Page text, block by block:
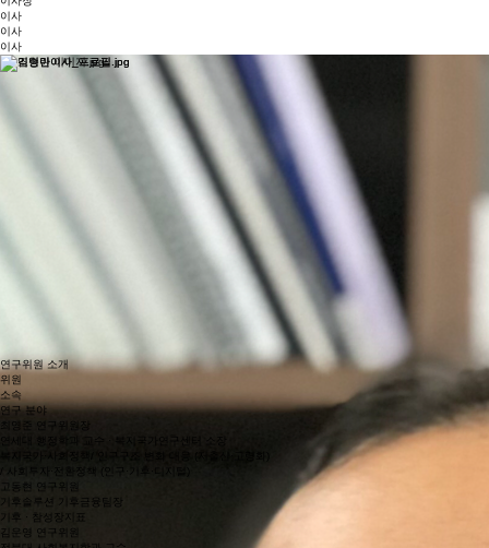
前 고용노동부 장관정책보좌관
이사장
이사
이사
이사
연세대학교 행정학과 교수 · 복지국가연구센터 소장
前 East Asian Social Policy Research Network 의장
前 비판과 대안을 위한 사회복지학회 회장
이사
감사
연구위원 소개
​위원
복지국가·사회정책/ 인구구조 변화 대응 (저출산·고령화)
/ 사회투자·전환정책 (인구·기후·디지털)
고동현 연구위원
기후솔루션 기후금융팀장
기후 · 참성장지표